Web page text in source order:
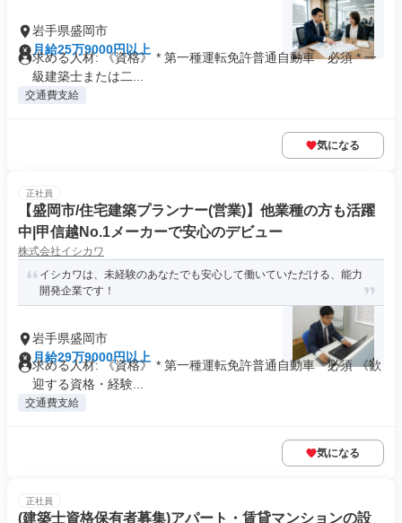
岩手県盛岡市
月給25万9000円以上
求める人材: 《資格》 * 第一種運転免許普通自動車 必須 * 一
級建築士または二...
交通費支給
気になる
正社員
【盛岡市/住宅建築プランナー(営業)】他業種の方も活躍
中|甲信越No.1メーカーで安心のデビュー
株式会社イシカワ
イシカワは、未経験のあなたでも安心して働いていただける、能力
開発企業です！
岩手県盛岡市
月給29万9000円以上
求める人材: 《資格》 * 第一種運転免許普通自動車 必須 《歓
迎する資格・経験...
交通費支給
気になる
正社員
(建築士資格保有者募集)アパート・賃貸マンションの設